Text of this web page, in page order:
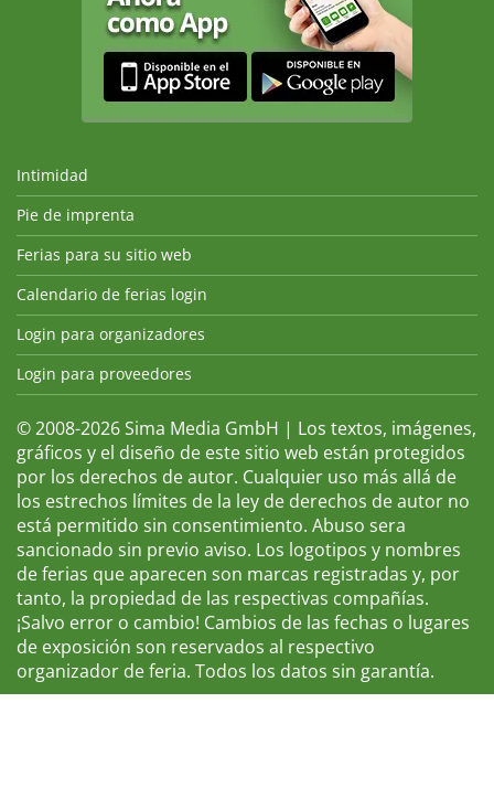
Intimidad
Pie de imprenta
Ferias para su sitio web
Calendario de ferias login
Login para organizadores
Login para proveedores
© 2008-2026 Sima Media GmbH | Los textos, imágenes,
gráficos y el diseño de este sitio web están protegidos
por los derechos de autor. Cualquier uso más allá de
los estrechos límites de la ley de derechos de autor no
está permitido sin consentimiento. Abuso sera
sancionado sin previo aviso. Los logotipos y nombres
de ferias que aparecen son marcas registradas y, por
tanto, la propiedad de las respectivas compañías.
¡Salvo error o cambio! Cambios de las fechas o lugares
de exposición son reservados al respectivo
organizador de feria. Todos los datos sin garantía.